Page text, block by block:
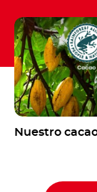
Nuestro